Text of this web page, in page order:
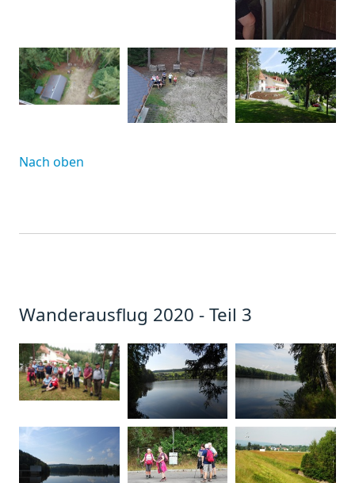
Nach oben
Wanderausflug 2020 - Teil 3